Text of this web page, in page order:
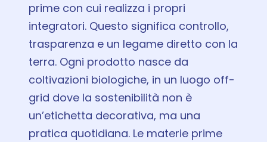
prime con cui realizza i propri
integratori. Questo significa controllo,
trasparenza e un legame diretto con la
terra. Ogni prodotto nasce da
coltivazioni biologiche, in un luogo off-
grid dove la sostenibilità non è
un’etichetta decorativa, ma una
pratica quotidiana. Le materie prime